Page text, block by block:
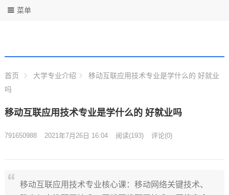
菜单
首页 大学专业介绍
移动互联应用技术专业是学什么的 好就业
吗
移动互联应用技术专业是学什么的 好就业吗
791650988 2021年7月26日 16:04 阅读(193) 评论(0)
移动互联应用技术专业核心课：移动网络关键技术、